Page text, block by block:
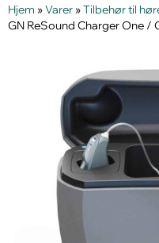
Hjem »Varer »Tilbehør til
GN ReSound Charger One /